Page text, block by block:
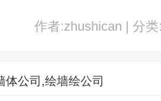
作者:zhushican | 分
体公司,绘墙绘公司